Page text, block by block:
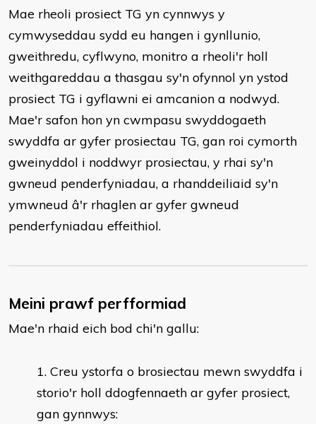
Mae rheoli prosiect TG yn cynnwys y
cymwyseddau sydd eu hangen i gynllunio,
gweithredu, cyflwyno, monitro a rheoli'r holl
weithgareddau a thasgau sy'n ofynnol yn ystod
prosiect TG i gyflawni ei amcanion a nodwyd.
Mae'r safon hon yn cwmpasu swyddogaeth
swyddfa ar gyfer prosiectau TG, gan roi cymorth
gweinyddol i noddwyr prosiectau, y rhai sy'n
gwneud penderfyniadau, a rhanddeiliaid sy'n
ymwneud â'r rhaglen ar gyfer gwneud
penderfyniadau effeithiol.
Meini prawf perfformiad
Mae'n rhaid eich bod chi'n gallu:
Creu ystorfa o brosiectau mewn swyddfa i
storio'r holl ddogfennaeth ar gyfer prosiect,
gan gynnwys: